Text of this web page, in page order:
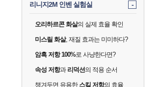
리니지2M 인벤 실험실 -
오리하르콘 화살의 실제 효율 확인
미스릴 화살, 재질 효과는 미미하다?
암흑 저항 100%로 사냥한다면?
속성 저항과 리덕션의 적용 순서
챙겨두면 유용한 스킬 저항의 효율